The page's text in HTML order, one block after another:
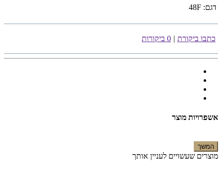
דגם: 48F
כתבו ביקורת | 0 ביקורות
אשפרויות מוצר
המשך
מוצרים שעשויים לעניין אותך